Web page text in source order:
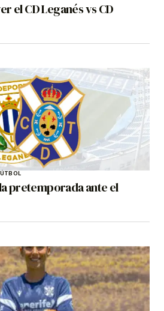
el CD Leganés vs CD
pretemporada ante el